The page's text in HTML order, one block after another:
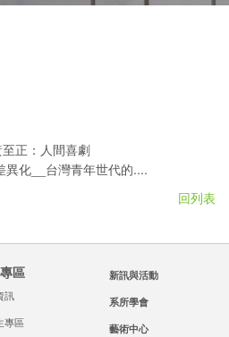
正：人間喜劇
異化__台灣青年世代的....
回列表
區
訊
專區
新訊與活動
系所學會
藝術中心